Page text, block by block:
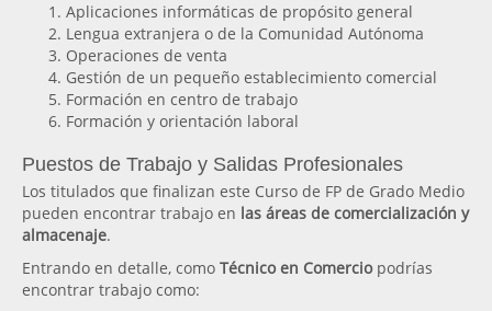
Aplicaciones informáticas de propósito general
Lengua extranjera o de la Comunidad Autónoma
Operaciones de venta
Gestión de un pequeño establecimiento comercial
Formación en centro de trabajo
Formación y orientación laboral
Puestos de Trabajo y Salidas Profesionales
Los titulados que finalizan este Curso de FP de Grado Medio
pueden encontrar trabajo en las áreas de comercialización y
almacenaje.
Entrando en detalle, como Técnico en Comerciopodrías
encontrar trabajo como: